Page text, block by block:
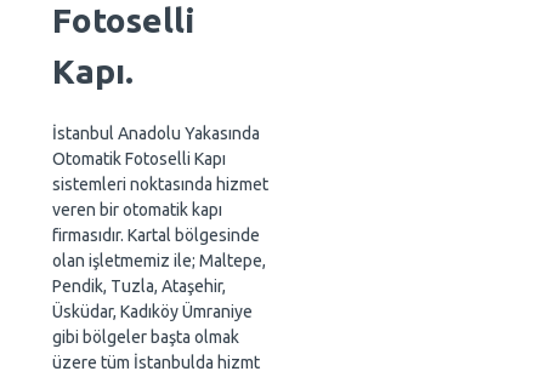
Fotoselli
Kapı.
İstanbul Anadolu Yakasında
Otomatik Fotoselli Kapı
sistemleri noktasında hizmet
veren bir otomatik kapı
firmasıdır. Kartal bölgesinde
olan işletmemiz ile; Maltepe,
Pendik, Tuzla, Ataşehir,
Üsküdar, Kadıköy Ümraniye
gibi bölgeler başta olmak
üzere tüm İstanbulda hizmt